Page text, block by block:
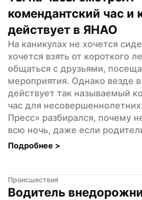
комендантский час и
действует в ЯНАО
На каникулах не хочется
хочется взять от короткого
общаться с друзьями,
мероприятия. Однако везде
действует так называемый
час для
Пресс» разбирался, почему
всю ночь, даже если
Подробнее >
Происшествия
Водитель